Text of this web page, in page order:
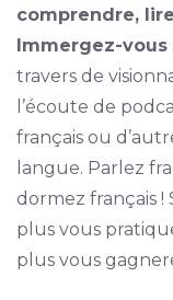
comprendre,
Immergez-vous
travers de
l’écoute de
français ou
langue. Parlez
dormez français !
plus vous
plus vous